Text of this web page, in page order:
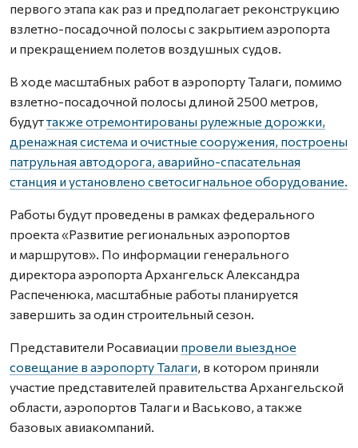
первого этапа как раз и предполагает реконструкцию
взлетно-посадочной полосы с закрытием аэропорта
и прекращением полетов воздушных судов.
В ходе масштабных работ в аэропорту Талаги, помимо
взлетно-посадочной полосы длиной 2500 метров,
будуттакже отремонтированы рулежные дорожки,
дренажная система и очистные сооружения, построены
патрульная автодорога, аварийно-спасательная
станция и установлено светосигнальное оборудование.
Работы будут проведены в рамках федерального
проекта «Развитие региональных аэропортов
и маршрутов». По информации генерального
директора аэропорта Архангельск Александра
Распеченюка, масштабные работы планируется
завершить за один строительный сезон.
Представители Росавиации провели выездное
совещание в аэропорту Талаги, в котором приняли
участие представителей правительства Архангельской
области, аэропортов Талаги и Васьково, а также
базовых авиакомпаний.